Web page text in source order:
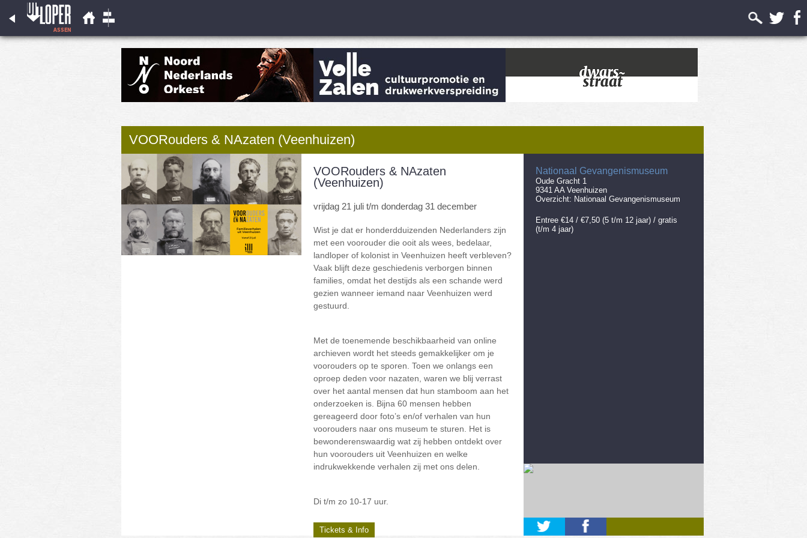
VOORouders & NAzaten (Veenhuizen)
VOORouders & NAzaten
(Veenhuizen)
vrijdag 21 juli t/m donderdag 31 december
Wist je dat er honderdduizenden Nederlanders zijn
met een voorouder die ooit als wees, bedelaar,
landloper of kolonist in Veenhuizen heeft verbleven?
Vaak blijft deze geschiedenis verborgen binnen
families, omdat het destijds als een schande werd
gezien wanneer iemand naar Veenhuizen werd
gestuurd.
Met de toenemende beschikbaarheid van online
archieven wordt het steeds gemakkelijker om je
voorouders op te sporen. Toen we onlangs een
oproep deden voor nazaten, waren we blij verrast
over het aantal mensen dat hun stamboom aan het
onderzoeken is. Bijna 60 mensen hebben
gereageerd door foto’s en/of verhalen van hun
voorouders naar ons museum te sturen. Het is
bewonderenswaardig wat zij hebben ontdekt over
hun voorouders uit Veenhuizen en welke
indrukwekkende verhalen zij met ons delen.
Di t/m zo 10-17 uur.
Tickets & Info
Nationaal Gevangenismuseum
Oude Gracht 1
9341 AA Veenhuizen
Overzicht: Nationaal Gevangenismuseum
Entree €14 / €7,50 (5 t/m 12 jaar) / gratis
(t/m 4 jaar)